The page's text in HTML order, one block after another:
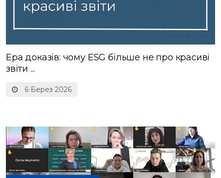
6 Берез 2026
Ера доказів: чому ESG більше не про красиві
звіти ...